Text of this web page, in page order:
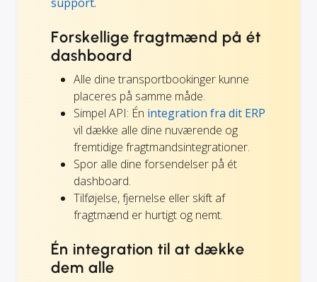
Forskellige fragtmænd på ét
dashboard
Alle dine transportbookinger kunne
placeres på samme måde.
Simpel API: Én integration fra dit ERP
vil dække alle dine nuværende og
fremtidige fragtmandsintegrationer.
Spor alle dine forsendelser på ét
dashboard.
Tilføjelse, fjernelse eller skift af
fragtmænd er hurtigt og nemt.
Én integration til at dække
dem alle